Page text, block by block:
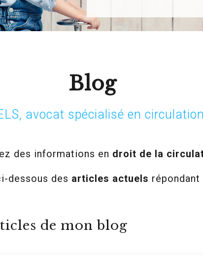
Blog
avocat spécialisé en
des informations en droit de la
dessous des articles actuels
de mon blog